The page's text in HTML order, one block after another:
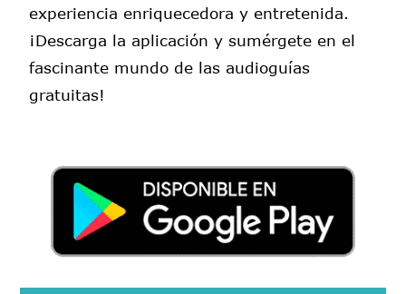
experiencia enriquecedora y entretenida.
¡Descarga la aplicación y sumérgete en el
fascinante mundo de las audioguías
gratuitas!